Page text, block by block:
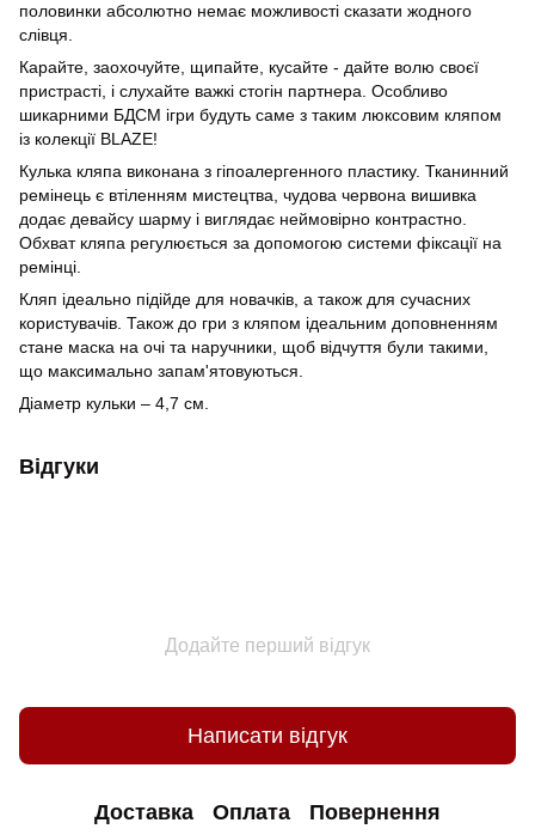
половинки абсолютно немає можливості сказати жодного
слівця.
Карайте, заохочуйте, щипайте, кусайте - дайте волю своєї
пристрасті, і слухайте важкі стогін партнера. Особливо
шикарними БДСМ ігри будуть саме з таким люксовим кляпом
із колекції BLAZE!
Кулька кляпа виконана з гіпоалергенного пластику. Тканинний
ремінець є втіленням мистецтва, чудова червона вишивка
додає девайсу шарму і виглядає неймовірно контрастно.
Обхват кляпа регулюється за допомогою системи фіксації на
ремінці.
Кляп ідеально підійде для новачків, а також для сучасних
користувачів. Також до гри з кляпом ідеальним доповненням
стане маска на очі та наручники, щоб відчуття були такими,
що максимально запам'ятовуються.
Діаметр кульки – 4,7 см.
Відгуки
Додайте перший відгук
Написати відгук
Доставка Оплата Повернення